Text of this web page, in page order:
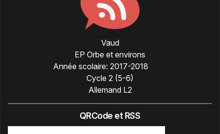
Vaud
EP Orbe et environs
Année scolaire: 2017-2018
Cycle 2 (5-6)
Allemand L2
QRCode et RSS